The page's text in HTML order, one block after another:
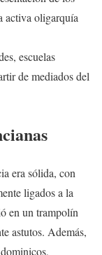
activa oligarquía
escuelas
de mediados del
era sólida, con
ligados a la
en un trampolín
astutos. Además,